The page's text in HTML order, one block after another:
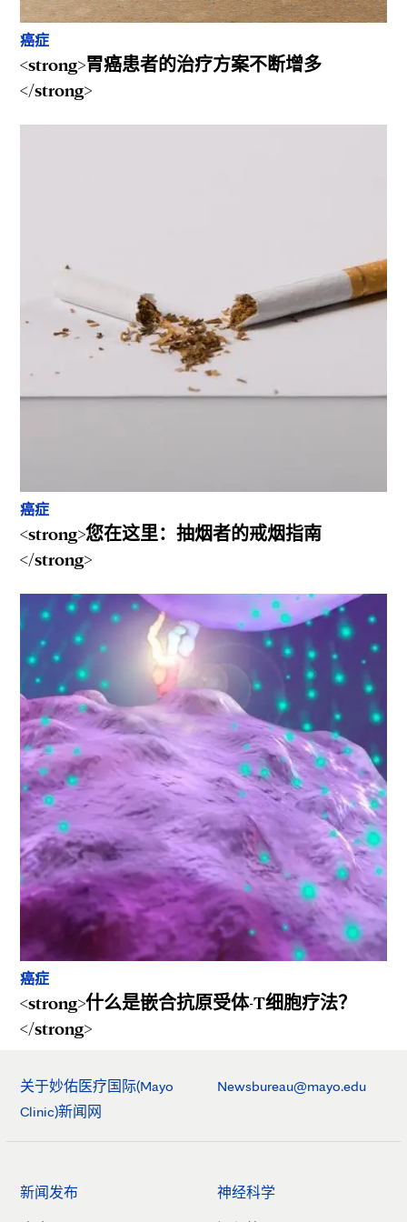
癌症
<strong>胃癌患者的治疗方案不断增多
</strong>
癌症
<strong>您在这里：抽烟者的戒烟指南
</strong>
癌症
<strong>什么是嵌合抗原受体-T细胞疗法？
</strong>
关于妙佑医疗国际(Mayo
Clinic)新闻网
Newsbureau@mayo.edu
新闻发布 神经科学